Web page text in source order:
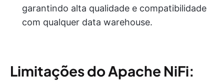
garantindo alta qualidade e compatibilidade
com qualquer data warehouse.
Limitações do Apache NiFi: